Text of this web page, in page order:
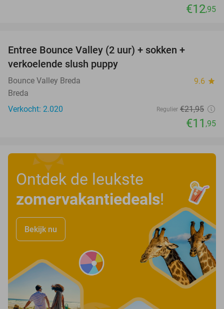
€12,95
Entree Bounce Valley (2 uur) + sokken +
verkoelende slush puppy
Bounce Valley Breda 9.6 star
Breda
Verkocht: 2.020
Regulier €21,95
€11 ,95
Ontdek de leukste
zomervakantiedeals!
Bekijk nu